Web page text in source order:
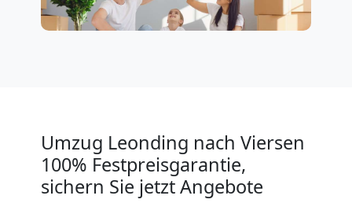
Umzug Leonding nach Viersen
100% Festpreisgarantie,
sichern Sie jetzt Angebote
Leonding
Leonding